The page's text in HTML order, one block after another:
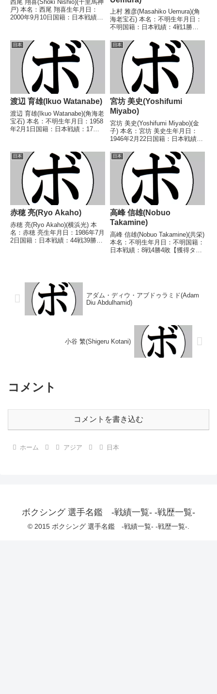
西尾 翔喜(Shoki Nishio)(千里馬神
戸) 本名：西尾 翔喜生年月日：
2000年9月10日国籍：日本戦績：
○2RTKO 横井 大地(ワイルドビ
ート)■20...
上村 雅彦(Masahiko Uemura)(角
海老宝石) 本名：不明生年月日：
不明国籍：日本戦績：4戦1勝
し 【戦歴】1985/06/21
○2RKO 東場 浩樹(斎
田)1985/08/05 △4R判...
日本
渡辺 育雄(Ikuo Watanabe)
渡辺 育雄(Ikuo Watanabe)(角海老
宝石) 本名：不明生年月日：1958
年2月1日国籍：日本戦績：17戦9
●2RKO 浜田 信男(帝
拳)1980/10/1...
日本
宮坊 美史(Yoshifumi
Miyabo)
宮坊 美史(Yoshifumi Miyabo)(金
子) 本名：宮坊 美史生年月日：
1946年2月22日国籍：日本戦績：
イトル】なし 【戦歴】■1966年
度東日本スーパーフェザー級新人
王予選1966/...
日本
赤穂 亮(Ryo Akaho)
赤穂 亮(Ryo Akaho)(横浜光) 本
名：赤穂 亮生年月日：1986年7月
2日国籍：日本戦績：44戦39勝
日本
高峰 信雄(Nobuo
Takamine)
高峰 信雄(Nobuo Takamine)(共栄)
本名：不明生年月日：不明国籍：
日本戦績：8戦4勝4敗【獲得タイ
アダム・ディウ・アブドゥラミド(Adam
Diu Abdulhamid)
小谷 繁(Shigeru Kotani)
コメント
コメントを書き込む
ホーム アジア 日本
ボクシング 選手名鑑 -戦績一覧- -戦歴一覧-
© 2015 ボクシング 選手名鑑 -戦績一覧- -戦歴一覧-.